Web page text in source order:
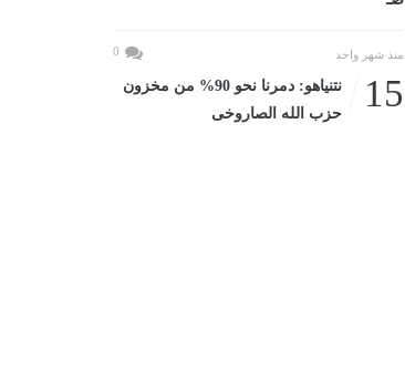
منذ شهر واحد 0
15
نتنياهو: دمرنا نحو 90% من مخزون
حزب الله الصاروخى